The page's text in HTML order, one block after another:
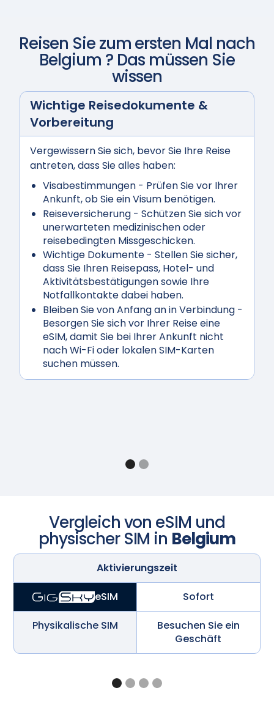
Reisen Sie zum ersten Mal nach
Belgium ? Das müssen Sie
wissen
Wichtige Reisedokumente &
Vorbereitung
Vergewissern Sie sich, bevor Sie Ihre Reise
antreten, dass Sie alles haben:
Visabestimmungen - Prüfen Sie vor Ihrer
Ankunft, ob Sie ein Visum benötigen.
Reiseversicherung - Schützen Sie sich vor
unerwarteten medizinischen oder
reisebedingten Missgeschicken.
Wichtige Dokumente - Stellen Sie sicher,
dass Sie Ihren Reisepass, Hotel- und
Aktivitätsbestätigungen sowie Ihre
Notfallkontakte dabei haben.
Bleiben Sie von Anfang an in Verbindung -
Besorgen Sie sich vor Ihrer Reise eine
eSIM, damit Sie bei Ihrer Ankunft nicht
nach Wi-Fi oder lokalen SIM-Karten
suchen müssen.
Vergleich von eSIM und
physischer SIM in Belgium
Aktivierungszeit
eSIM Sofort
Physikalische SIM
Besuchen Sie ein
Geschäft